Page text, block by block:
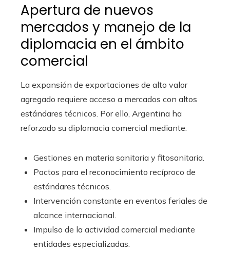
Apertura de nuevos
mercados y manejo de la
diplomacia en el ámbito
comercial
La expansión de exportaciones de alto valor
agregado requiere acceso a mercados con altos
estándares técnicos. Por ello, Argentina ha
reforzado su diplomacia comercial mediante:
Gestiones en materia sanitaria y fitosanitaria.
Pactos para el reconocimiento recíproco de
estándares técnicos.
Intervención constante en eventos feriales de
alcance internacional.
Impulso de la actividad comercial mediante
entidades especializadas.